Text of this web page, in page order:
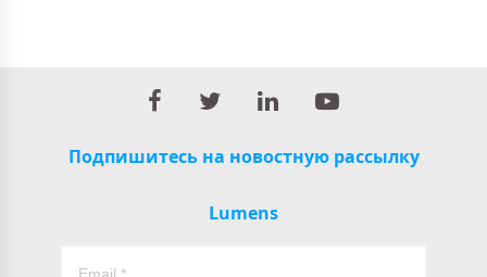
Подпишитесь на новостную рассылку
Lumens